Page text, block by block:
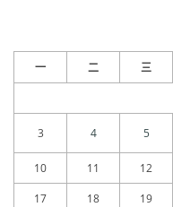
一 二 三
3 4 5
10 11 12
17
18 19